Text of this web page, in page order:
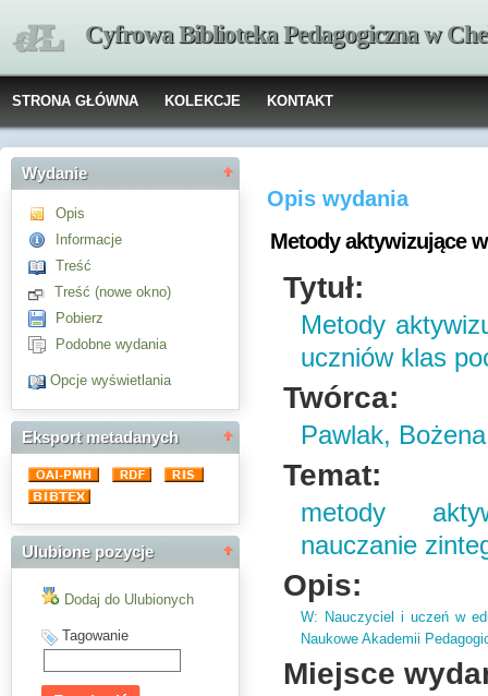
Cyfrowa Biblioteka Pedagogiczna w
STRONA GŁÓWNA KOLEKCJE KONTAKT
Wydanie
Opis
Informacje
Treść
Treść (nowe okno)
Pobierz
Podobne wydania
Opcje wyświetlania
Eksport metadanych
Ulubione pozycje
Dodaj do Ulubionych
Tagowanie
Opis wydania
Metody aktywizujące
Tytuł:
Metody
uczniów klas
Twórca:
Pawlak, Bożena
Temat:
metody
nauczanie
Opis:
W: Nauczyciel i uczeń w
Naukowe Akademii
Miejsce